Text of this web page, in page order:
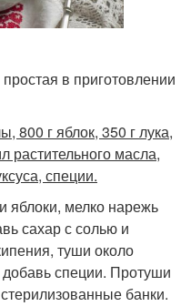
в приготовлении
800 г яблок, 350 г лука,
растительного масла,
специи.
яблоки, мелко нарежь
сахар с солью и
туши около
добавь специи. Протуши
банки.